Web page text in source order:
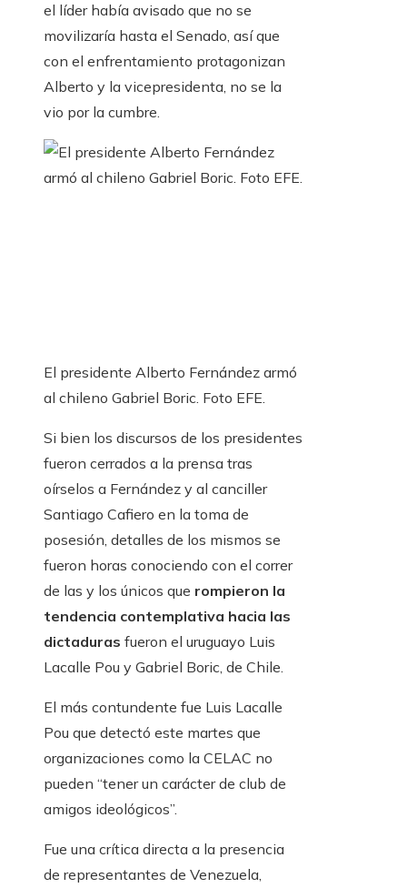
el líder había avisado que no se
movilizaría hasta el Senado, así que
con el enfrentamiento protagonizan
Alberto y la vicepresidenta, no se la
vio por la cumbre.
El presidente Alberto Fernández armó
al chileno Gabriel Boric. Foto EFE.
Si bien los discursos de los presidentes
fueron cerrados a la prensa tras
oírselos a Fernández y al canciller
Santiago Cafiero en la toma de
posesión, detalles de los mismos se
fueron horas conociendo con el correr
de las y los únicos que rompieron la
tendencia contemplativa hacia las
dictaduras fueron el uruguayo Luis
Lacalle Pou y Gabriel Boric, de Chile.
El más contundente fue Luis Lacalle
Pou que detectó este martes que
organizaciones como la CELAC no
pueden “tener un carácter de club de
amigos ideológicos”.
Fue una crítica directa a la presencia
de representantes de Venezuela,